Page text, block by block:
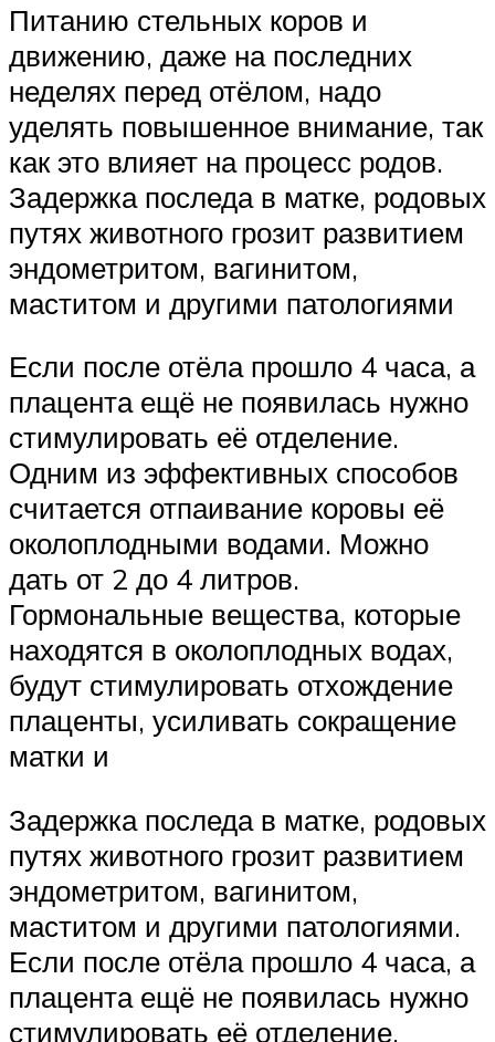
Питанию стельных коров и
движению, даже на последних
неделях перед отёлом, надо
уделять повышенное внимание, так
как это влияет на процесс родов.
Задержка последа в матке, родовых
путях животного грозит развитием
эндометритом, вагинитом,
маститом и другими патологиями
Если после отёла прошло 4 часа, а
плацента ещё не появилась нужно
стимулировать её отделение.
Одним из эффективных способов
считается отпаивание коровы её
околоплодными водами. Можно
дать от 2 до 4 литров.
Гормональные вещества, которые
находятся в околоплодных водах,
будут стимулировать отхождение
плаценты, усиливать сокращение
матки и
Задержка последа в матке, родовых
путях животного грозит развитием
эндометритом, вагинитом,
маститом и другими патологиями.
Если после отёла прошло 4 часа, а
плацента ещё не появилась нужно
стимулировать её отделение.